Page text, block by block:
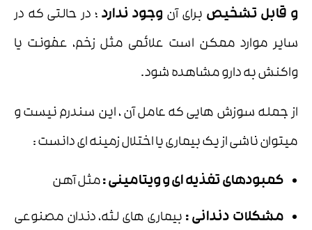
و قابل تشخیص برای آن وجود ندارد ؛ در حالتی که در
سایر موارد ممکن است علائمی مثل زخم، عفونت یا
واکنش به دارو مشاهده شود.
از جمله سوزش هایی که عامل آن ، این سندرم نیست و
میتوان ناشی از یک بیماری یا اختلال زمینه ای دانست :
کمبودهای تغذیه ای و ویتامینی :مثل آهن
مشکلات دندانی : بیماری های لثه، دندان مصنوعی